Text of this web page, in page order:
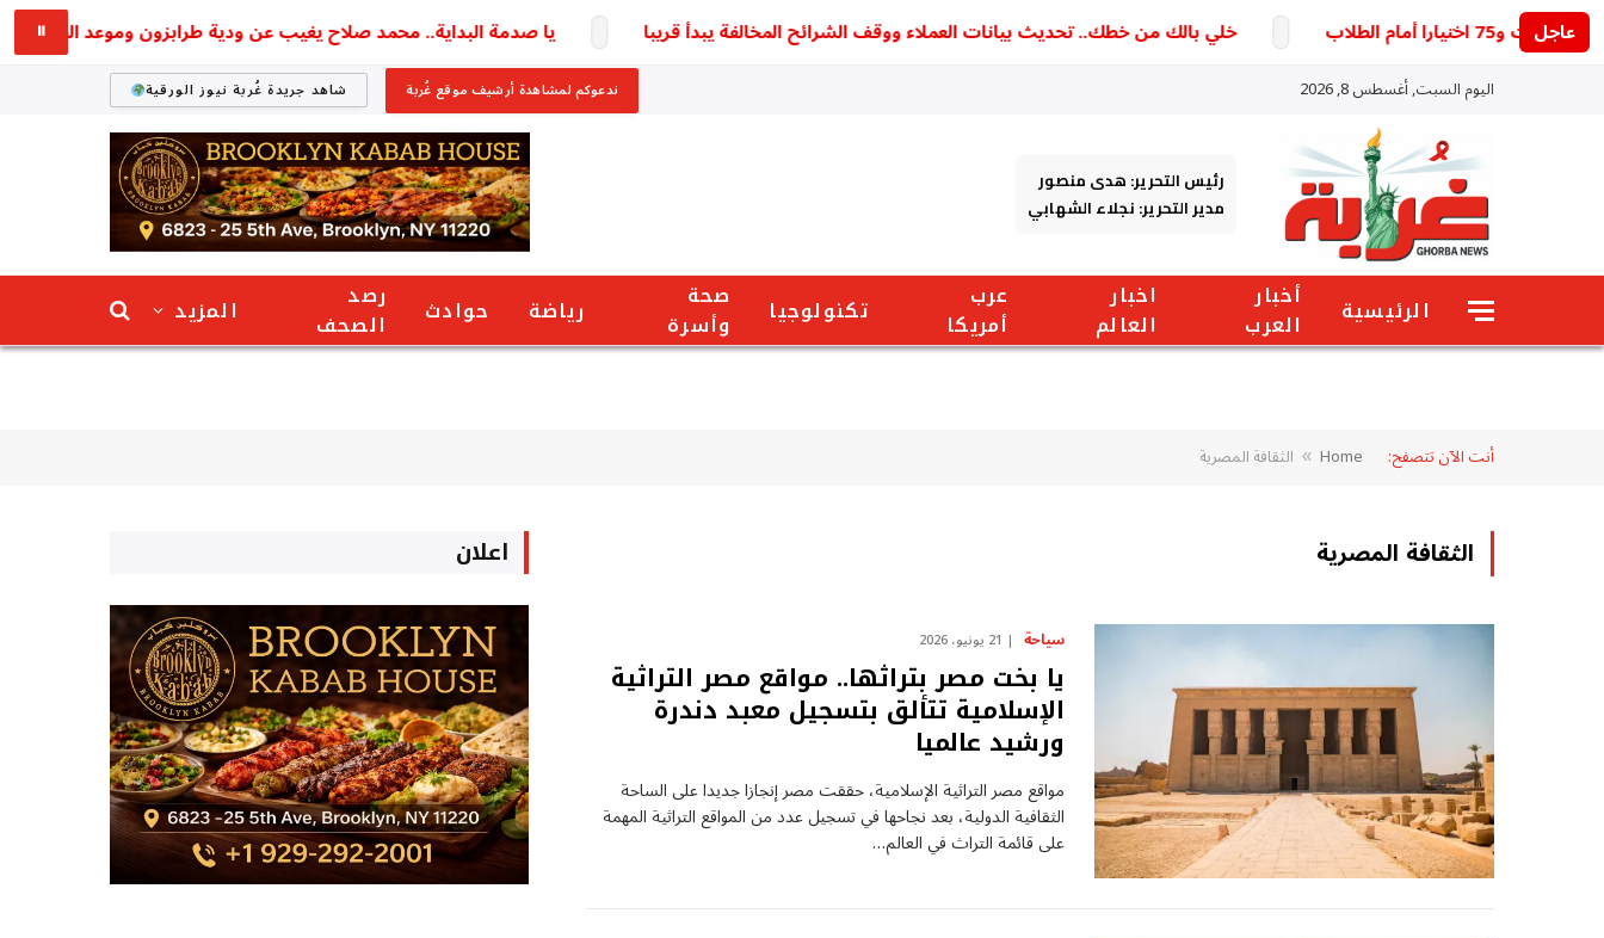
عاجل خلي بالك من خطك.. تحديث بيانات العملاء ووقف الشرائح المخالفة يبدأ قريبا يا صدمة البداية.. محمد صلاح يغيب عن ودية طرابزون وموعد الظهور الأول
⏸
اليوم السبت, أغسطس 8, 2026 ندعوكم لمشاهدة أرشيف موقع غُربة شاهد جريدة غُربة نيوز الورقية
رئيس التحرير: هدى منصور
مدير التحرير: نجلاء الشهابي
الرئيسية
أخبار
العرب
اخبار
العالم
عرب
أمريكا
تكنولوجيا
صحة
وأسرة
رياضة حوادث
رصد
الصحف
المزيد
أنت الآن تتصفح: Home
» الثقافة المصرية
الثقافة المصرية
سياحة 21 يونيو، 2026
يا بخت مصر بتراثها.. مواقع مصر التراثية
الإسلامية تتألق بتسجيل معبد دندرة
ورشيد عالميا
مواقع مصر التراثية الإسلامية، حققت مصر إنجازا جديدا على الساحة
الثقافية الدولية، بعد نجاحها في تسجيل عدد من المواقع التراثية المهمة
على قائمة التراث في العالم…
اعلان